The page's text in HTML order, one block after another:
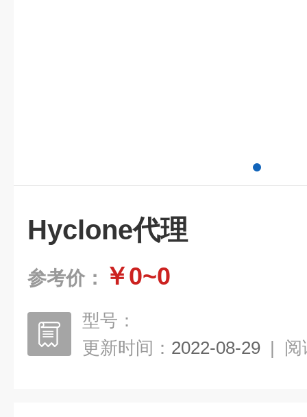
Hyclone代理
参考价： ￥0~0
型号：
更新时间： 2022-08-29 | 阅